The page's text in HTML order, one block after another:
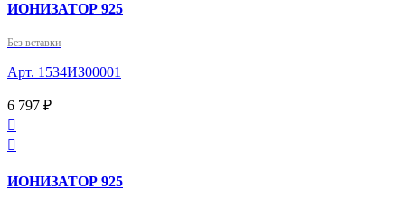
ИОНИЗАТОР 925
Без вставки
Арт. 1534ИЗ00001
6 797 ₽


ИОНИЗАТОР 925